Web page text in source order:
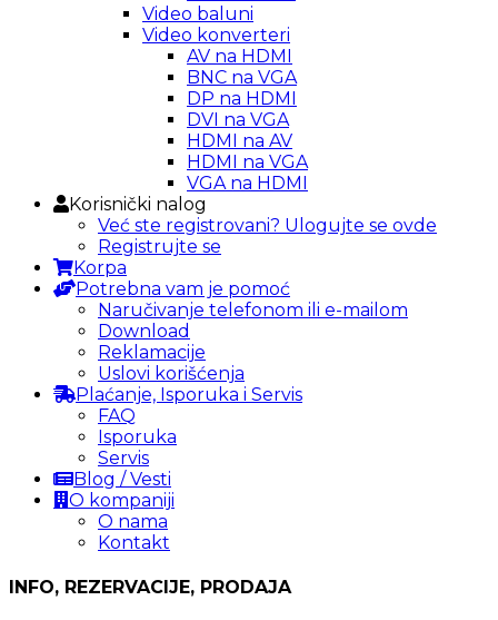
Video baluni
Video konverteri
AV na HDMI
BNC na VGA
DP na HDMI
DVI na VGA
HDMI na AV
HDMI na VGA
VGA na HDMI
Korisnički nalog
Već ste registrovani? Ulogujte se ovde
Registrujte se
Korpa
Potrebna vam je pomoć
Naručivanje telefonom ili e-mailom
Download
Reklamacije
Uslovi korišćenja
Plaćanje, Isporuka i Servis
FAQ
Isporuka
Servis
Blog / Vesti
O kompaniji
O nama
Kontakt
INFO, REZERVACIJE, PRODAJA